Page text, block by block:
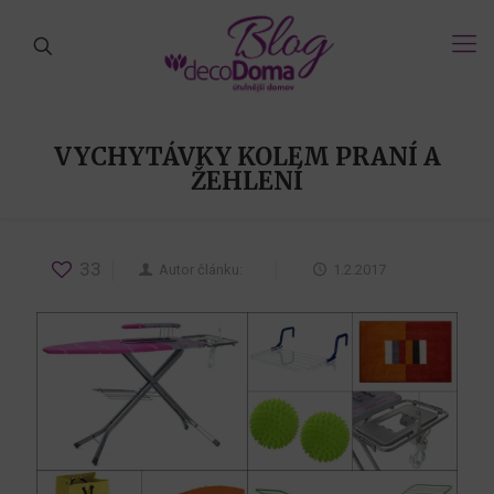
VYCHYTÁVKY KOLEM PRANÍ A
ŽEHLENÍ
33 Autor článku: 1.2.2017